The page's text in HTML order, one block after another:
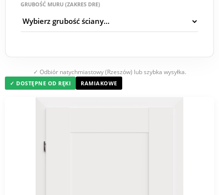
✓ DOSTĘPNE OD RĘKI RAMIAKOWE
GRUBOŚĆ MURU (ZAKRES DRE)
✓ Odbiór natychmiastowy (Rzeszów) lub szybka wysyłka.